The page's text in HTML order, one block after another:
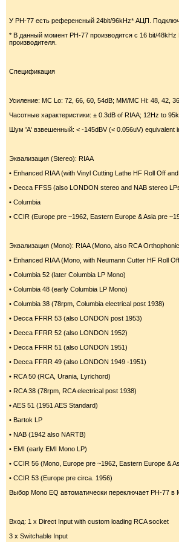
У PH-77 есть референсный 24bit/96kHz* АЦП.
* В данный момент PH-77 производится с 16 bit/
производителя.
Спецификация
Усиление: MC Lo: 72, 66, 60, 54dB; MM/MC Hi: 48, 42,
Часотные характеристики: ± 0.3dB of RIAA; 12Hz to
Шум 'A' взвешенный: < -145dBV (< 0.056uV) equivalent
Эквализация (Stereo): RIAA
• Enhanced RIAA (with Vinyl Cutting Lathe HF Roll Off
• Decca FFSS (also LONDON stereo and NAB stereo
• Columbia
• CCIR (Europe pre ~1962, Eastern Europe & Asia pre
Эквализация (Mono): RIAA (Mono, also RCA
• Enhanced RIAA (Mono, with Neumann Cutter HF Roll
• Columbia 52 (later Columbia LP Mono)
• Columbia 48 (early Columbia LP Mono)
• Columbia 38 (78rpm, Columbia electrical post 1938)
• Decca FFRR 53 (also LONDON post 1953)
• Decca FFRR 52 (also LONDON 1952)
• Decca FFRR 51 (also LONDON 1951)
• Decca FFRR 49 (also LONDON 1949 -1951)
• RCA 50 (RCA, Urania, Lyrichord)
• RCA 38 (78rpm, RCA electrical post 1938)
• AES 51 (1951 AES Standard)
• Bartok LP
• NAB (1942 also NARTB)
• EMI (early EMI Mono LP)
• CCIR 56 (Mono, Europe pre ~1962, Eastern Europe &
• CCIR 53 (Europe pre circa. 1956)
Выбор Mono EQ автоматически переключает PH-77 в
Вход: 1 x Direct Input with custom loading RCA socket
3 x Switchable Input